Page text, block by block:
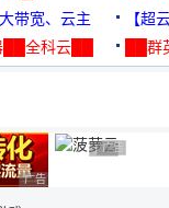
88元/
带宽、云主
【超
全科云██
██
广告 商业广告，理性选择
广告 商业广告
广告 商业广